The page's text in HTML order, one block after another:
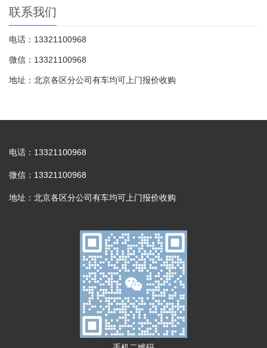
联系我们
电话：13321100968
微信：13321100968
地址：北京各区分公司有车均可上门报价收购
电话：13321100968
微信：13321100968
地址：北京各区分公司有车均可上门报价收购